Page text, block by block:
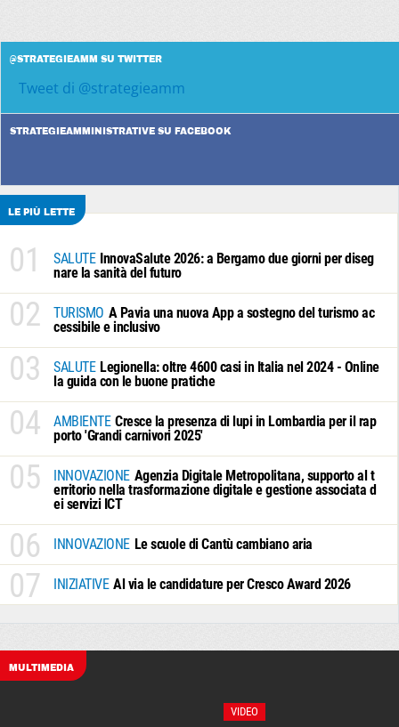
@STRATEGIEAMM SU TWITTER
Tweet di @strategieamm
STRATEGIEAMMINISTRATIVE SU FACEBOOK
LE PIÙ LETTE
01 SALUTE InnovaSalute 2026: a Bergamo due giorni per diseg
nare la sanità del futuro
02 TURISMO A Pavia una nuova App a sostegno del turismo ac
cessibile e inclusivo
03 SALUTE Legionella: oltre 4600 casi in Italia nel 2024 - Online
la guida con le buone pratiche
04 AMBIENTE Cresce la presenza di lupi in Lombardia per il rap
porto 'Grandi carnivori 2025'
05 INNOVAZIONE Agenzia Digitale Metropolitana, supporto al t
erritorio nella trasformazione digitale e gestione associata d
ei servizi ICT
06 INNOVAZIONE Le scuole di Cantù cambiano aria
07 INIZIATIVE Al via le candidature per Cresco Award 2026
MULTIMEDIA
VIDEO